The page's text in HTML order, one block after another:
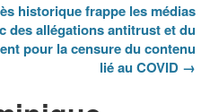
historique frappe les médias
des allégations antitrust et du
pour la censure du contenu
lié au COVID →